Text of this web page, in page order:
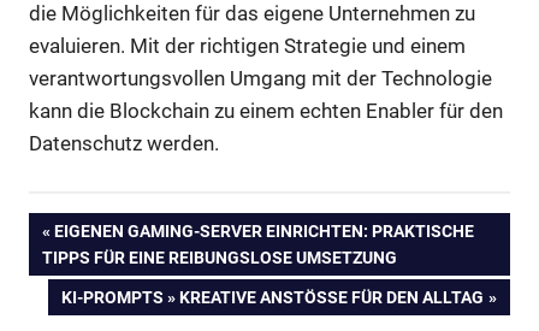
die Möglichkeiten für das eigene Unternehmen zu
evaluieren. Mit der richtigen Strategie und einem
verantwortungsvollen Umgang mit der Technologie
kann die Blockchain zu einem echten Enabler für den
Datenschutz werden.
Beitragsnavigation
VORHERIGER
BEITRAG:
EIGENEN GAMING-SERVER EINRICHTEN: PRAKTISCHE
TIPPS FÜR EINE REIBUNGSLOSE UMSETZUNG
NÄCHSTER
KI-PROMPTS » KREATIVE ANSTÖSSE FÜR DEN ALLTAG